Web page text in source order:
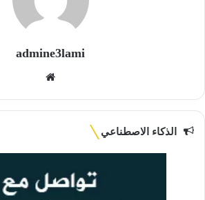
admine3lami
الذكاء الاصطناعي